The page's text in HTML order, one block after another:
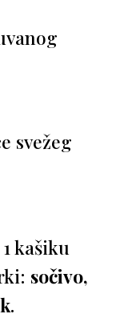
svežeg
kašiku
sočivo,
.